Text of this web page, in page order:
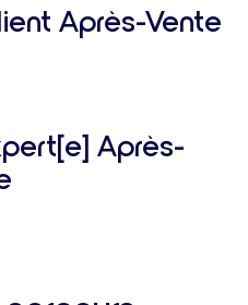
Après-Vente
Après-